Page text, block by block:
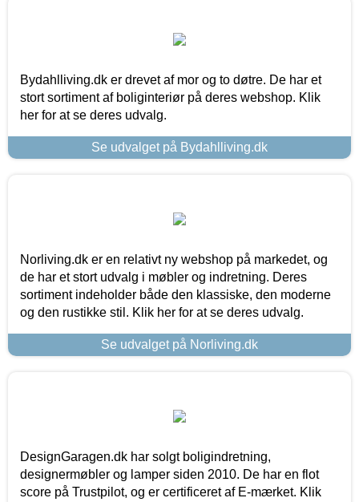
Bydahlliving.dk er drevet af mor og to døtre. De har et
stort sortiment af boliginteriør på deres webshop. Klik
her for at se deres udvalg.
Se udvalget på Bydahlliving.dk
Norliving.dk er en relativt ny webshop på markedet, og
de har et stort udvalg i møbler og indretning. Deres
sortiment indeholder både den klassiske, den moderne
og den rustikke stil. Klik her for at se deres udvalg.
Se udvalget på Norliving.dk
DesignGaragen.dk har solgt boligindretning,
designermøbler og lamper siden 2010. De har en flot
score på Trustpilot, og er certificeret af E-mærket. Klik